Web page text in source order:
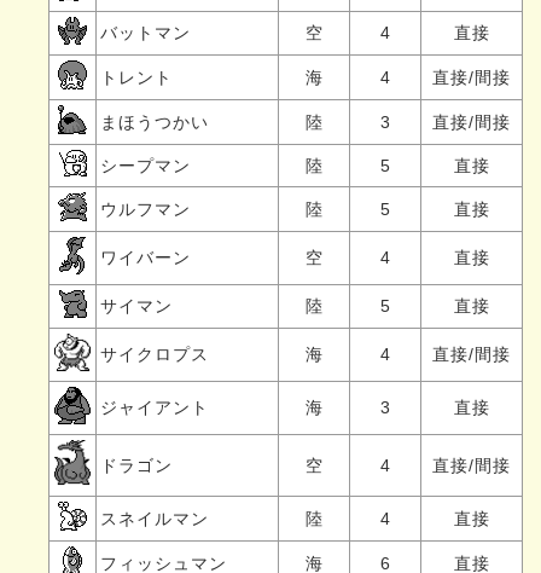
バットマン 空 4 直接
トレント 海 4 直接/間接
まほうつかい 陸 3 直接/間接
シープマン 陸 5 直接
ウルフマン 陸 5 直接
ワイバーン 空 4 直接
サイマン 陸 5 直接
サイクロプス 海 4 直接/間接
ジャイアント 海 3 直接
ドラゴン 空 4 直接/間接
スネイルマン 陸 4 直接
フィッシュマン 海 6 直接